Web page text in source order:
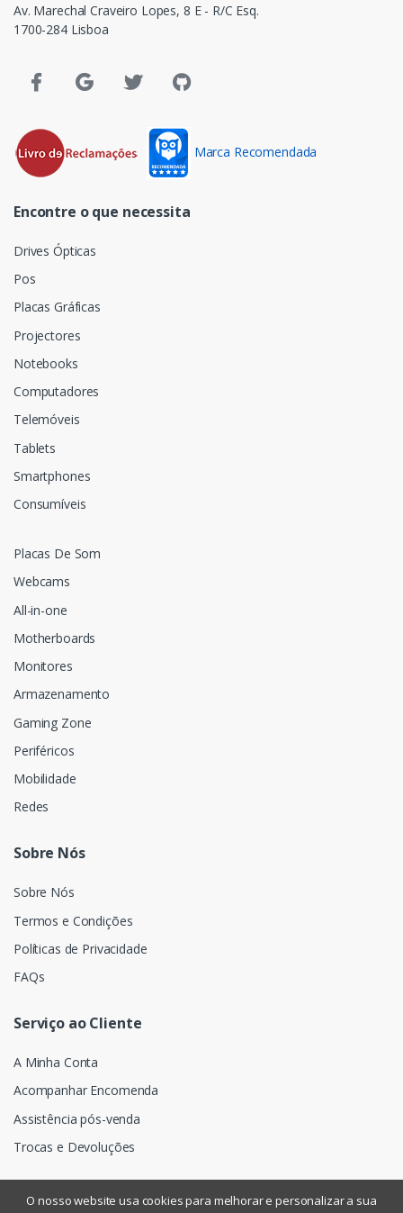
Av. Marechal Craveiro Lopes, 8 E - R/C Esq.
1700-284 Lisboa
Marca Recomendada
Encontre o que necessita
Drives Ópticas
Pos
Placas Gráficas
Projectores
Notebooks
Computadores
Telemóveis
Tablets
Smartphones
Consumíveis
Placas De Som
Webcams
All-in-one
Motherboards
Monitores
Armazenamento
Gaming Zone
Periféricos
Mobilidade
Redes
Sobre Nós
Sobre Nós
Termos e Condições
Políticas de Privacidade
FAQs
Serviço ao Cliente
A Minha Conta
Acompanhar Encomenda
Assistência pós-venda
Trocas e Devoluções
O nosso website usa cookies para melhorar e personalizar a sua